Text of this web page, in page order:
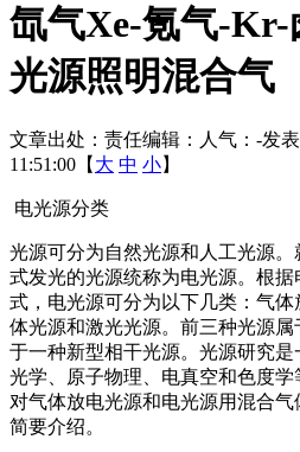
氙气Xe-氪气-
光源照明混合气
文章出处： 责任编辑： 人气： -发
11:51:00【 大 中 小】
电光源分类
光源可分为自然光源和人工光源
式发光的光源统称为电光源。根
式，电光源可分为以下几类：气
体光源和激光光源。前三种光源
于一种新型相干光源。光源研究
光学、原子物理、电真空和色度
对气体放电光源和电光源用混合
简要介绍。